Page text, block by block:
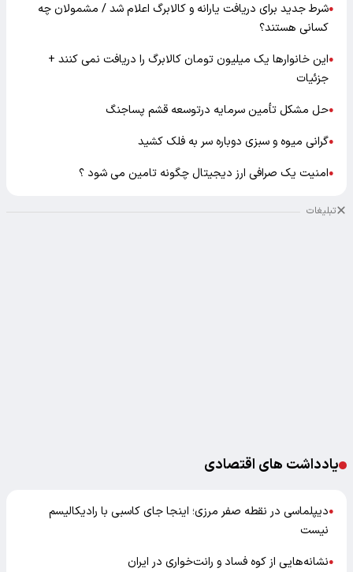
●شرط جدید برای دریافت یارانه و کالابرگ اعلام شد / مشمولان چه
کسانی هستند؟
●این خانوارها یک میلیون تومان کالابرگ را دریافت نمی‌ کنند +
جزئیات
●حل مشکل تأمین سرمایه درتوسعه قشم پساجنگ
●گرانی میوه و سبزی دوباره سر به فلک کشید
●امنیت یک صرافی ارز دیجیتال چگونه تامین می شود ؟
تبلیغات
یادداشت های اقتصادی
●دیپلماسی در نقطه صفر مرزی؛ اینجا جای کاسبی با رادیکالیسم
نیست
●نشانه‌هایی از کوه فساد و رانت‌خواری در ایران